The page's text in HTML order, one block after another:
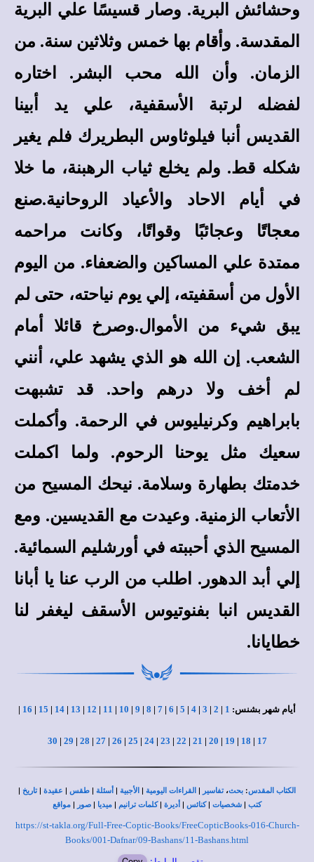
وحشائش البرية. وصار قسيسًا علي البرية
المقدسة. وأقام بها خمس وثلاثين سنة. من
الزمان. وأن الله محب البشر. اختاره
لفضله لرتبة الأسقفية، علي يد أبينا
القديس أنبا فيلوثاوس البطريرك فلم يغير
شكله قط. ولم يخلع ثياب الرهبنة، ما خلا
في أيام الاحاد والأعياد الروحانية.صنع
معجاتًا وعجائبًا وقواتًا، وكانت مراحمه
ممتدة علي المساكين والضعفاء. من اليوم
الأول من أسقفيته، إلي يوم نياحته، حتى لم
يبق شيء من الأموال.وصرخ قائلا أمام
الشعب. إن الله هو الذي يشهد علي، أنني
لم أخف ولا درهم واحد. قد تشبهت
بابراهيم وكرنيليوس في الرحمة. وأكملت
سعيك مثل يوحنا الرحوم. ولما اكملت
خدمتك بطهارة وسلامة. نيحك المسيح من
الأتعاب الزمنية. وعيدت مع القديسين. ومع
المسيح الذي أحببته في أورشليم السمائية.
إلي أبد الدهور. اطلب من الرب عنا يا أبانا
القديس انبا بفنوتيوس الأسقف ليغفر لنا
خطايانا.
أيام شهر بشنس: 1
|
2
|
3
|
4
|
5
|
6
|
7
|
8
|
9
|
10
|
11
|
12
|
13
|
14
|
15
|
16
|
17
|
18
|
19
|
20
|
21
|
22
|
23
|
24
|
25
|
26
|
27
|
28
|
29
|
30
الكتاب المقدس: بحث،تفاسير | القراءات اليومية | الأجبية | أسئلة | طقس | عقيدة |تاريخ |
كتب | شخصيات |كنائس | أديرة |كلمات ترانيم | ميديا | صور | مواقع
https://st-takla.org/Full-Free-Coptic-Books/FreeCopticBooks-016-Church-
Books/001-Dafnar/09-Bashans/11-Bashans.html